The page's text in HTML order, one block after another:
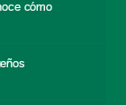
cómo